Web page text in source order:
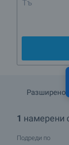
Разширено
1 намерени
Подреди по